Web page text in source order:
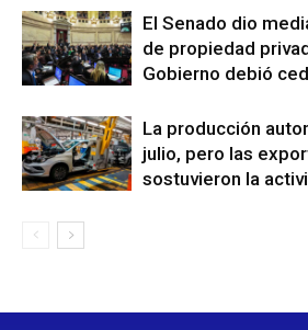
El Senado dio
de propiedad
Gobierno debió
La producción
julio, pero las
sostuvieron la